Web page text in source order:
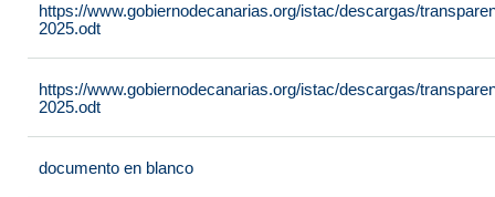
https://www.gobiernodecanarias.org/istac/descargas/
2025.odt
https://www.gobiernodecanarias.org/istac/descargas/
2025.odt
documento en blanco